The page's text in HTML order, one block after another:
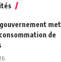
met
de